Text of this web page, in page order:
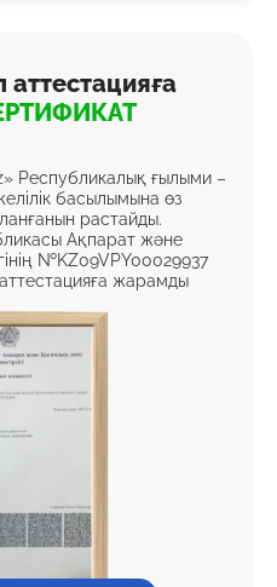
Республикалық ғылыми –
басылымына өз
растайды.
Ақпарат және
№KZ09VPY00029937
аттестацияға жарамды